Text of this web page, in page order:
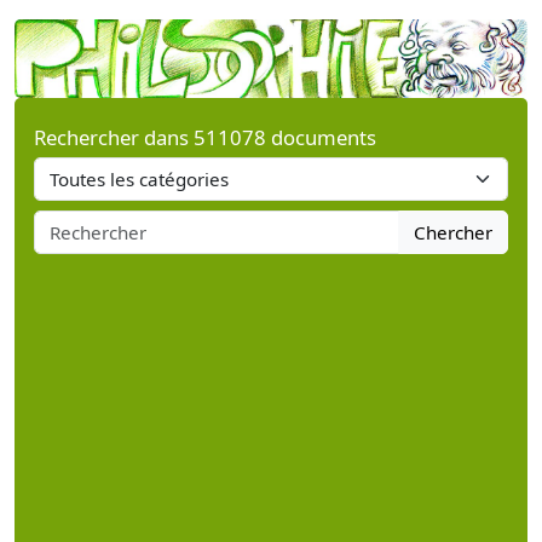
Rechercher dans 511078 documents
Chercher